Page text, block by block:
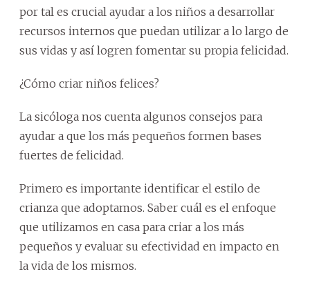
por tal es crucial ayudar a los niños a desarrollar
recursos internos que puedan utilizar a lo largo de
sus vidas y así logren fomentar su propia felicidad.
¿Cómo criar niños felices?
La sicóloga nos cuenta algunos consejos para
ayudar a que los más pequeños formen bases
fuertes de felicidad.
Primero es importante identificar el estilo de
crianza que adoptamos. Saber cuál es el enfoque
que utilizamos en casa para criar a los más
pequeños y evaluar su efectividad en impacto en
la vida de los mismos.